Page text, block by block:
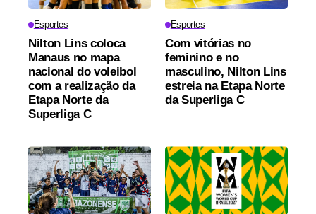
Esportes
Nilton Lins coloca
Manaus no mapa
nacional do voleibol
com a realização da
Etapa Norte da
Superliga C
Esportes
Com vitórias no
feminino e no
masculino, Nilton Lins
estreia na Etapa Norte
da Superliga C